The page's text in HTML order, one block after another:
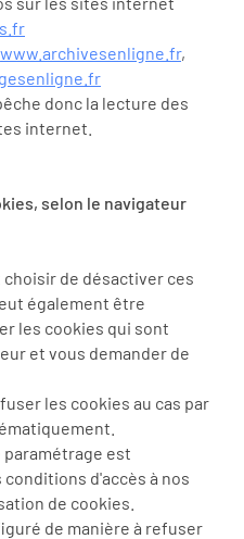
www.archivesenligne.fr,
donc la lecture des
internet.
selon le navigateur
de désactiver ces
également être
les cookies qui sont
et vous demander de
les cookies au cas par
paramétrage est
d'accès à nos
de cookies.
de manière à refuser